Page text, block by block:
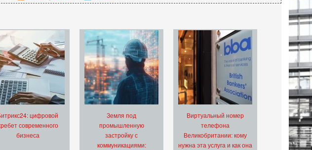
цифровой
современного
бизнеса
Земля под
промышленную
застройку с
коммуникациями:
Виртуальный номер
телефона
Великобритании: кому
нужна эта услуга и как она